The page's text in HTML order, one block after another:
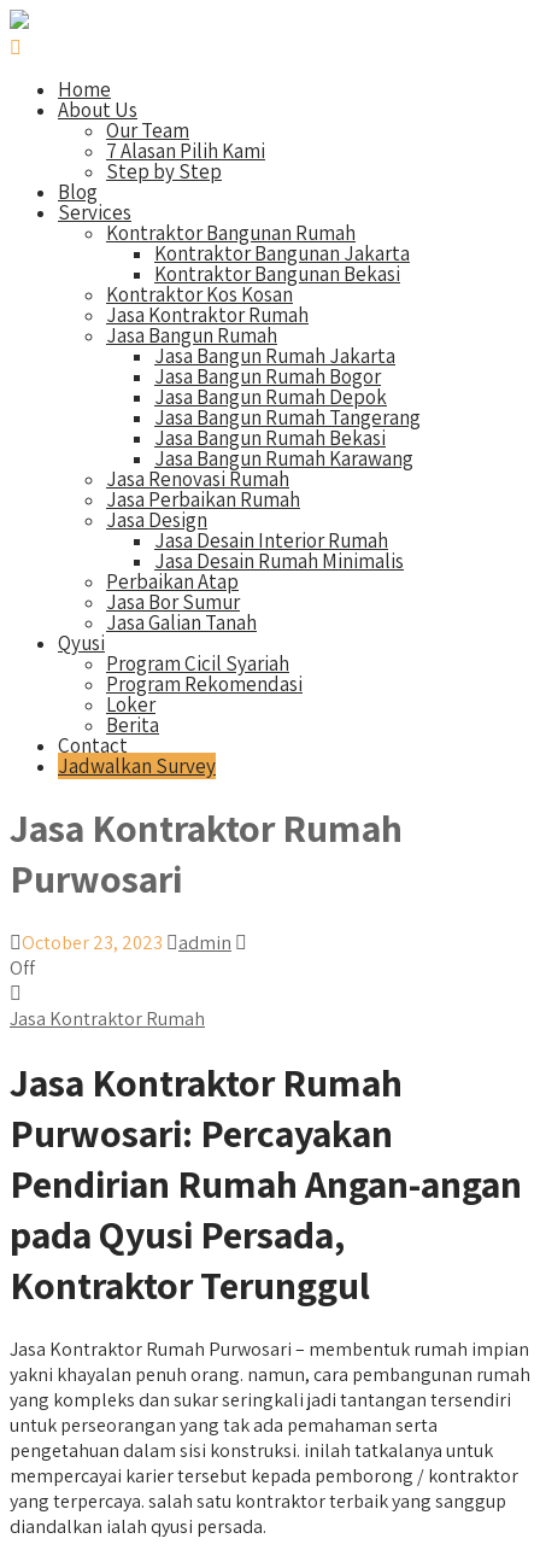
Home
About Us
Our Team
7 Alasan Pilih Kami
Step by Step
Blog
Services
Kontraktor Bangunan Rumah
Kontraktor Bangunan Jakarta
Kontraktor Bangunan Bekasi
Kontraktor Kos Kosan
Jasa Kontraktor Rumah
Jasa Bangun Rumah
Jasa Bangun Rumah Jakarta
Jasa Bangun Rumah Bogor
Jasa Bangun Rumah Depok
Jasa Bangun Rumah Tangerang
Jasa Bangun Rumah Bekasi
Jasa Bangun Rumah Karawang
Jasa Renovasi Rumah
Jasa Perbaikan Rumah
Jasa Design
Jasa Desain Interior Rumah
Jasa Desain Rumah Minimalis
Perbaikan Atap
Jasa Bor Sumur
Jasa Galian Tanah
Qyusi
Program Cicil Syariah
Program Rekomendasi
Loker
Berita
Contact
Jadwalkan Survey
Jasa Kontraktor Rumah
Purwosari
October 23, 2023
admin
Off
Jasa Kontraktor Rumah
Jasa Kontraktor Rumah
Purwosari: Percayakan
Pendirian Rumah Angan-angan
pada Qyusi Persada,
Kontraktor Terunggul
Jasa Kontraktor Rumah Purwosari – membentuk rumah impian
yakni khayalan penuh orang. namun, cara pembangunan rumah
yang kompleks dan sukar seringkali jadi tantangan tersendiri
untuk perseorangan yang tak ada pemahaman serta
pengetahuan dalam sisi konstruksi. inilah tatkalanya untuk
mempercayai karier tersebut kepada pemborong / kontraktor
yang terpercaya. salah satu kontraktor terbaik yang sanggup
diandalkan ialah qyusi persada.